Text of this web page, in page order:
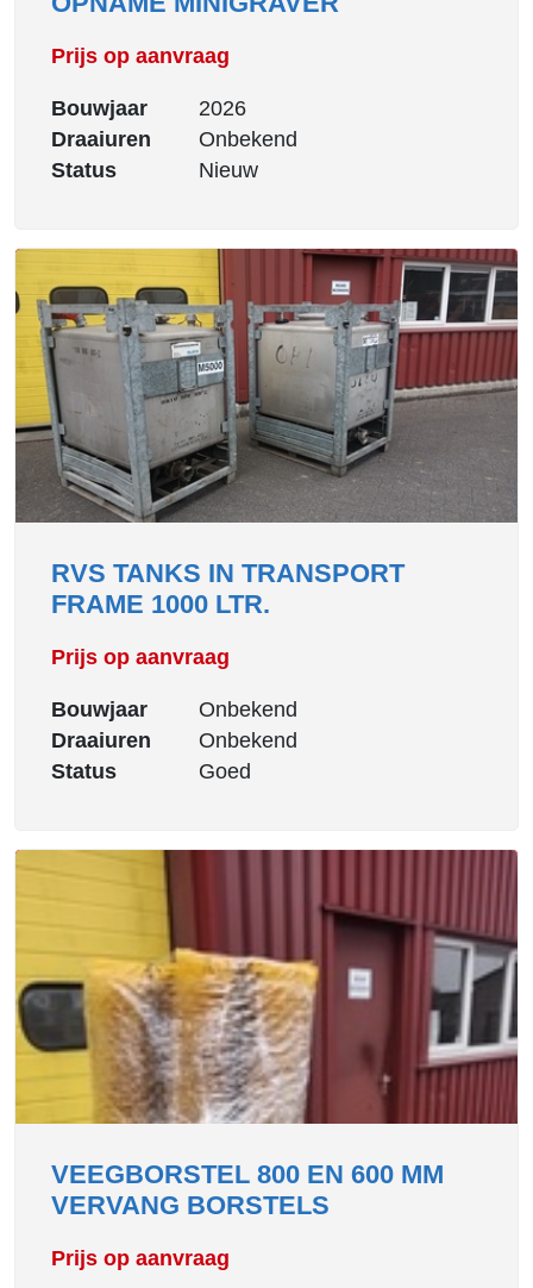
Prijs op aanvraag
Bouwjaar
2026
Draaiuren
Onbekend
Status
Nieuw
RVS TANKS IN TRANSPORT
FRAME 1000 LTR.
Prijs op aanvraag
Bouwjaar
Onbekend
Draaiuren
Onbekend
Status
Goed
VEEGBORSTEL 800 EN 600 MM
VERVANG BORSTELS
Prijs op aanvraag